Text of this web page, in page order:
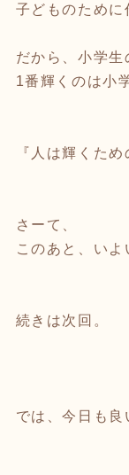
子どものために
だから、小学
1番輝くのは小
『人は輝くた
さーて、
このあと、いよ
続きは次回。
では、今日も良